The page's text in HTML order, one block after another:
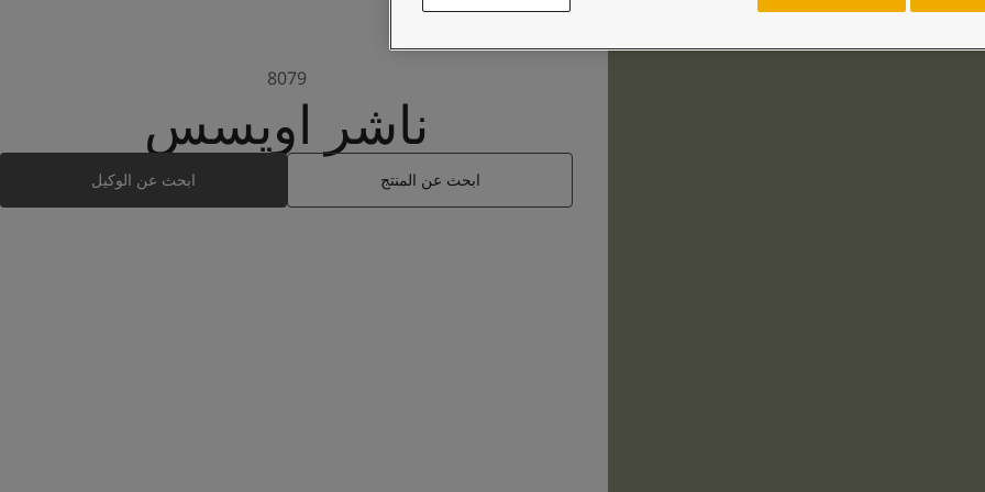
ناشر اويسس
8079
ابحث عن المنتج ابحث عن الوكيل